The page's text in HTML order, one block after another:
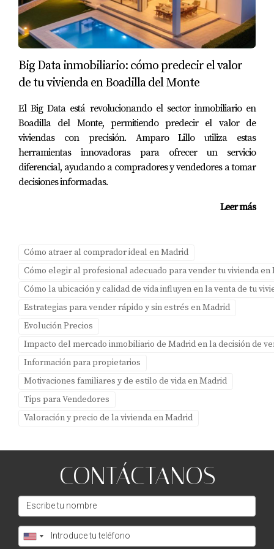
Para ilustrar cómo estos factores influyen en la tasación
y venta de viviendas en Boadilla del Monte, veamos
algunos casos prácticos:
Una pareja con dos hijos pequeños estaba buscando una
vivienda en Boadilla del Monte. Al conocer la
proximidad a varios colegios bien valorados y parques
infantiles cercanos, decidieron comprar una casa en esa
zona específica. La familia estaba dispuesta a pagar un
poco más por la tranquilidad que les ofrecía vivir cerca
Caso 2: Profesionales solteros buscando
comodidad
Madrid. La posibilidad de tomar el autobús o tren
rápidamente le permitió equilibrar su vida laboral con su
vida personal. Esta conveniencia fue clave para su
decisión final.
Caso 3: Pareja mayor priorizando atención
médica cercana
disponibles en la zona. La cercanía a clínicas y
hospitales fue determinante para ellos, ya que buscaban
un lugar donde pudieran recibir atención médica sin
complicaciones.
Big Data inmobiliario: cómo predecir el valor
de tu vivienda en Boadilla del Monte
El Big Data está revolucionando el sector inmobiliario en
Boadilla del Monte, permitiendo predecir el valor de
viviendas con precisión. Amparo Lillo utiliza estas
herramientas innovadoras para ofrecer un servicio
diferencial, ayudando a compradores y vendedores a tomar
decisiones informadas.
Leer más
Cómo atraer al comprador ideal en Madrid
Cómo elegir al profesional adecuado para vender tu vivienda en
Cómo la ubicación y calidad de vida influyen en la venta de tu
Estrategias para vender rápido y sin estrés en Madrid
Evolución Precios
Impacto del mercado inmobiliario de Madrid en la decisión de
Información para propietarios
Motivaciones familiares y de estilo de vida en Madrid
Tips para Vendedores
Valoración y precio de la vivienda en Madrid
CONTÁCTANOS